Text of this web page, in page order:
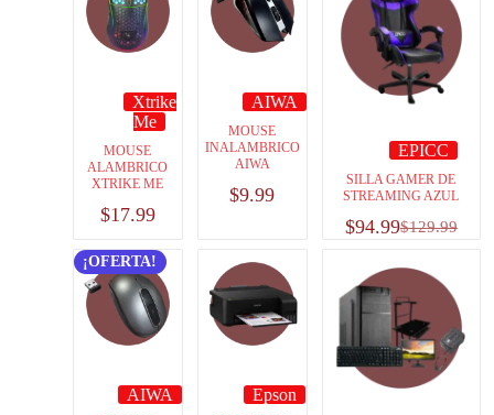
Xtrike
Me
MOUSE
ALAMBRICO
XTRIKE ME
$17.99
AIWA
MOUSE
INALAMBRICO
AIWA
$9.99
EPICC
SILLA GAMER DE
STREAMING AZUL
$129.99
$94.99
¡OFERTA!
AIWA Epson